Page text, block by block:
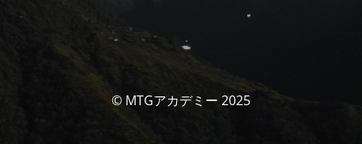
© MTGアカデミー 2025